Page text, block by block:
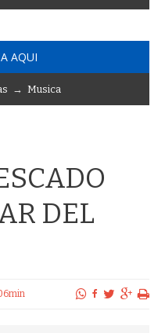
AQUI
→ Musica
DEL